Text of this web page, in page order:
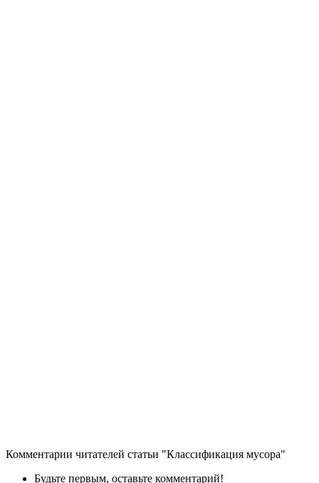
Комментарии читателей статьи "Классификация мусора"
Будьте первым, оставьте комментарий!